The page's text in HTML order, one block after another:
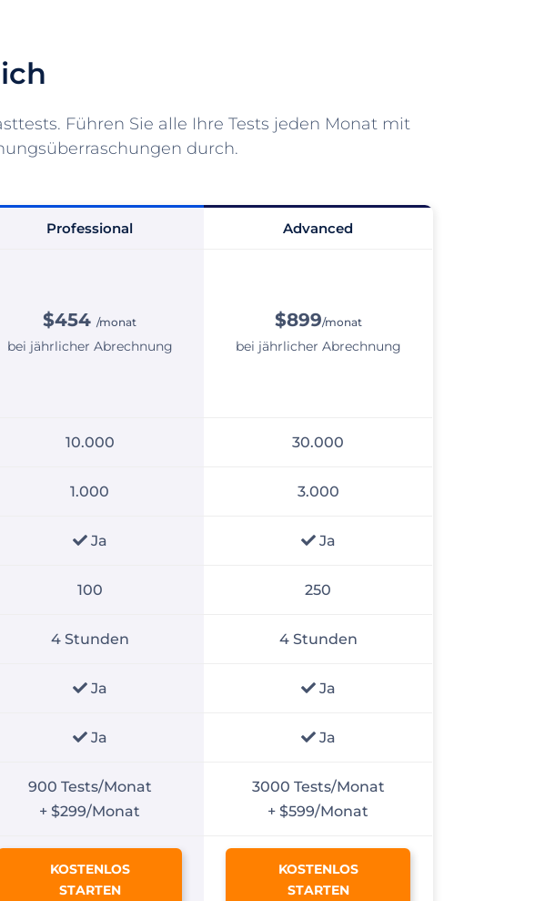
Führen Sie alle Ihre Tests jeden Monat mit
durch.
Professional Advanced
$454/monat
bei jährlicher Abrechnung
$899/monat
bei jährlicher Abrechnung
10.000 30.000
1.000 3.000
Ja Ja
100 250
4 Stunden 4 Stunden
Ja Ja
Ja Ja
900 Tests/Monat
+ $299/Monat
3000 Tests/Monat
+ $599/Monat
KOSTENLOS
STARTEN
KOSTENLOS
STARTEN